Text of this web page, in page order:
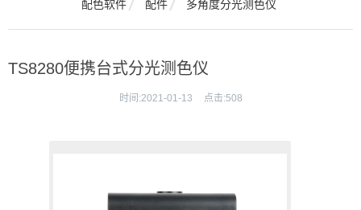
配色软件 配件 多角度分光测色仪
TS8280便携台式分光测色仪
时间:2021-01-13 点击:508